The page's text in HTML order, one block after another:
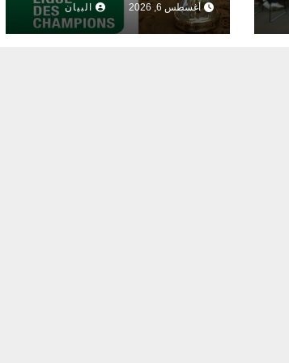
أغسطس 6, 2026 البيان